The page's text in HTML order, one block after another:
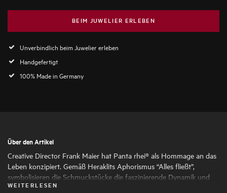
BEIM JUWELIER ERLEBEN
Unverbindlich beim Juwelier erleben
Handgefertigt
100% Made in Germany
Über den Artikel
Creative Director Frank Maier hat Panta rhei® als Hommage an das
Leben konzipiert. Gemäß Heraklits Aphorismus “Alles fließt”,
symbolisieren die Schmuckstücke die faszinierende Dynamik und
den ständigen Wandel des Lebens. Runde und ovale Formen
WEITERLESEN